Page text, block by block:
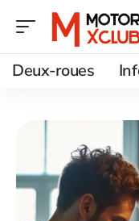
Deux-roues